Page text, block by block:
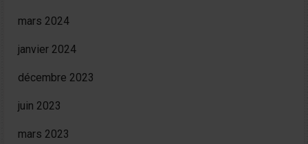
mars 2024
janvier 2024
décembre 2023
juin 2023
mars 2023